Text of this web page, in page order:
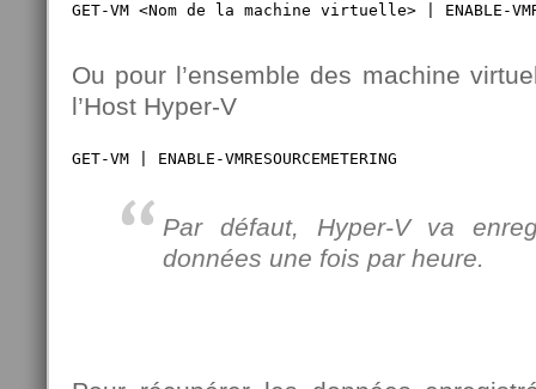
GET-VM <Nom de la machine virtuelle> | ENABLE-
Ou pour l’ensemble des machine
l’Host Hyper-V
GET-VM | ENABLE-VMRESOURCEMETERING
Par défaut, Hyper-V va
données une fois par heure.